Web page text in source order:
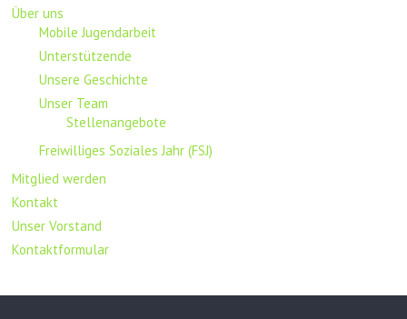
Über uns
Mobile Jugendarbeit
Unterstützende
Unsere Geschichte
Unser Team
Stellenangebote
Freiwilliges Soziales Jahr (FSJ)
Mitglied werden
Kontakt
Unser Vorstand
Kontaktformular